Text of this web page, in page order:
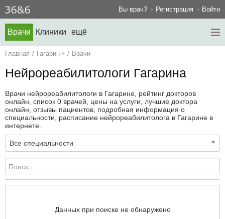
Вы врач? Регистрация Войти
Врачи Клиники ещё
Главная / Гагарин / Врачи
Нейрореабилитологи Гагарина
Врачи нейрореабилитологи в Гагарине, рейтинг докторов
онлайн, список 0 врачей, цены на услуги, лучшие доктора
онлайн, отзывы пациентов, подробная информация о
специальности, расписание нейрореабилитолога в Гагарине в
интернете.
Все специальности
Данных при поиске не обнаружено